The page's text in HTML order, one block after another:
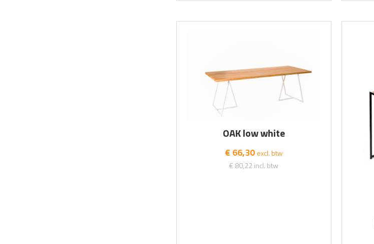
OAK low white
€ 66,30 excl. btw
€ 80,22 incl. btw